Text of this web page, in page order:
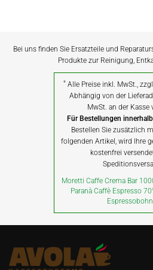
Bei uns finden Sie Ersatzteile und
Produkte zur Reinigung,
* Alle Preise inkl. MwSt.,
Abhängig von der
MwSt. an der Kasse
Für Bestellungen
Bestellen Sie zusätzlich
folgenden Artikel, wird Ihre
kostenfrei
Moretti Caffe Crema Bar
Paranà Caffè Espresso